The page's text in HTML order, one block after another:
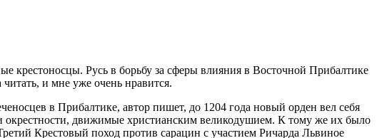
крестоносцы. Русь в борьбу за сферы влияния в Восточной Прибалтике
и мне уже очень нравится.
в Прибалтике, автор пишет, до 1204 года новый орден вел себя
окрестности, движимые христианским великодушием. К тому же их было
Крестовый поход против сарацин с участием Ричарда Львиное